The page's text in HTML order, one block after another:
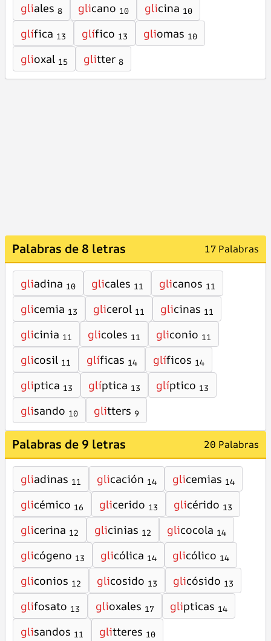
gliales 8 glicano 10 glicina 10
glífica 13 glífico 13 gliomas 10
glioxal 15 glitter 8
Palabras de 8 letras 17 Palabras
gliadina 10 glicales 11 glicanos 11
glicemia 13 glicerol 11 glicinas 11
glicinia 11 glicoles 11 gliconio 11
glicosil 11 glíficas 14 glíficos 14
gliptica 13 glíptica 13 glíptico 13
glisando 10 glitters 9
Palabras de 9 letras 20 Palabras
gliadinas 11 glicación 14 glicemias 14
glicémico 16 glicerido 13 glicérido 13
glicerina 12 glicinias 12 glicocola 14
glicógeno 13 glicólica 14 glicólico 14
gliconios 12 glicosido 13 glicósido 13
glifosato 13 glioxales 17 glipticas 14
glisandos 11 glitteres 10